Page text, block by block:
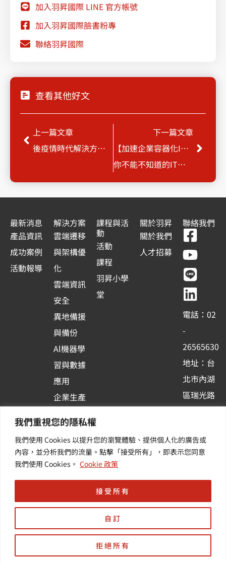
我們重視您的隱私權
我們使用 Cookies 以提升您的瀏覽體驗、提供個人化的廣告或
內容，並分析我們的流量。點擊「接受所有」，即表示您同意
我們使用 Cookies。 Cookie 政策
自訂
拒絕所有
接受所有
加入羽昇國際 LINE 官方帳號
加入羽昇國際臉書粉專
聯絡羽昇國際
查看其他好文
上一頁
上一篇文章
後疫情時代解決方案，數位資安轉型升級
下一篇文章
【加速企業容器化IT架構招式】
你不能不知道的IT下一動，Google Anthos 容器代管應用程式平台
下一
最新消息
產品資訊
成功案例
活動報導
解決方案
雲端遷移
與架構優
化
雲端資訊
安全
異地備援
與備份
Al機器學
習與數據
應用
企業生產
容器化平
台應用
其他／加
值服務
課程與活
動
活動
課程
羽昇小學
堂
關於羽昇
關於我們
人才招募
聯絡我們
F
a
c
e
b
o
o
k
-
s
q
u
r
e
Y
o
u
t
u
b
e
L
i
n
e
L
i
n
k
e
d
i
n
電話：02
-
26565630
地址：台
北市內湖
區瑞光路
訂閱羽昇
新訊 | 提
產業資訊